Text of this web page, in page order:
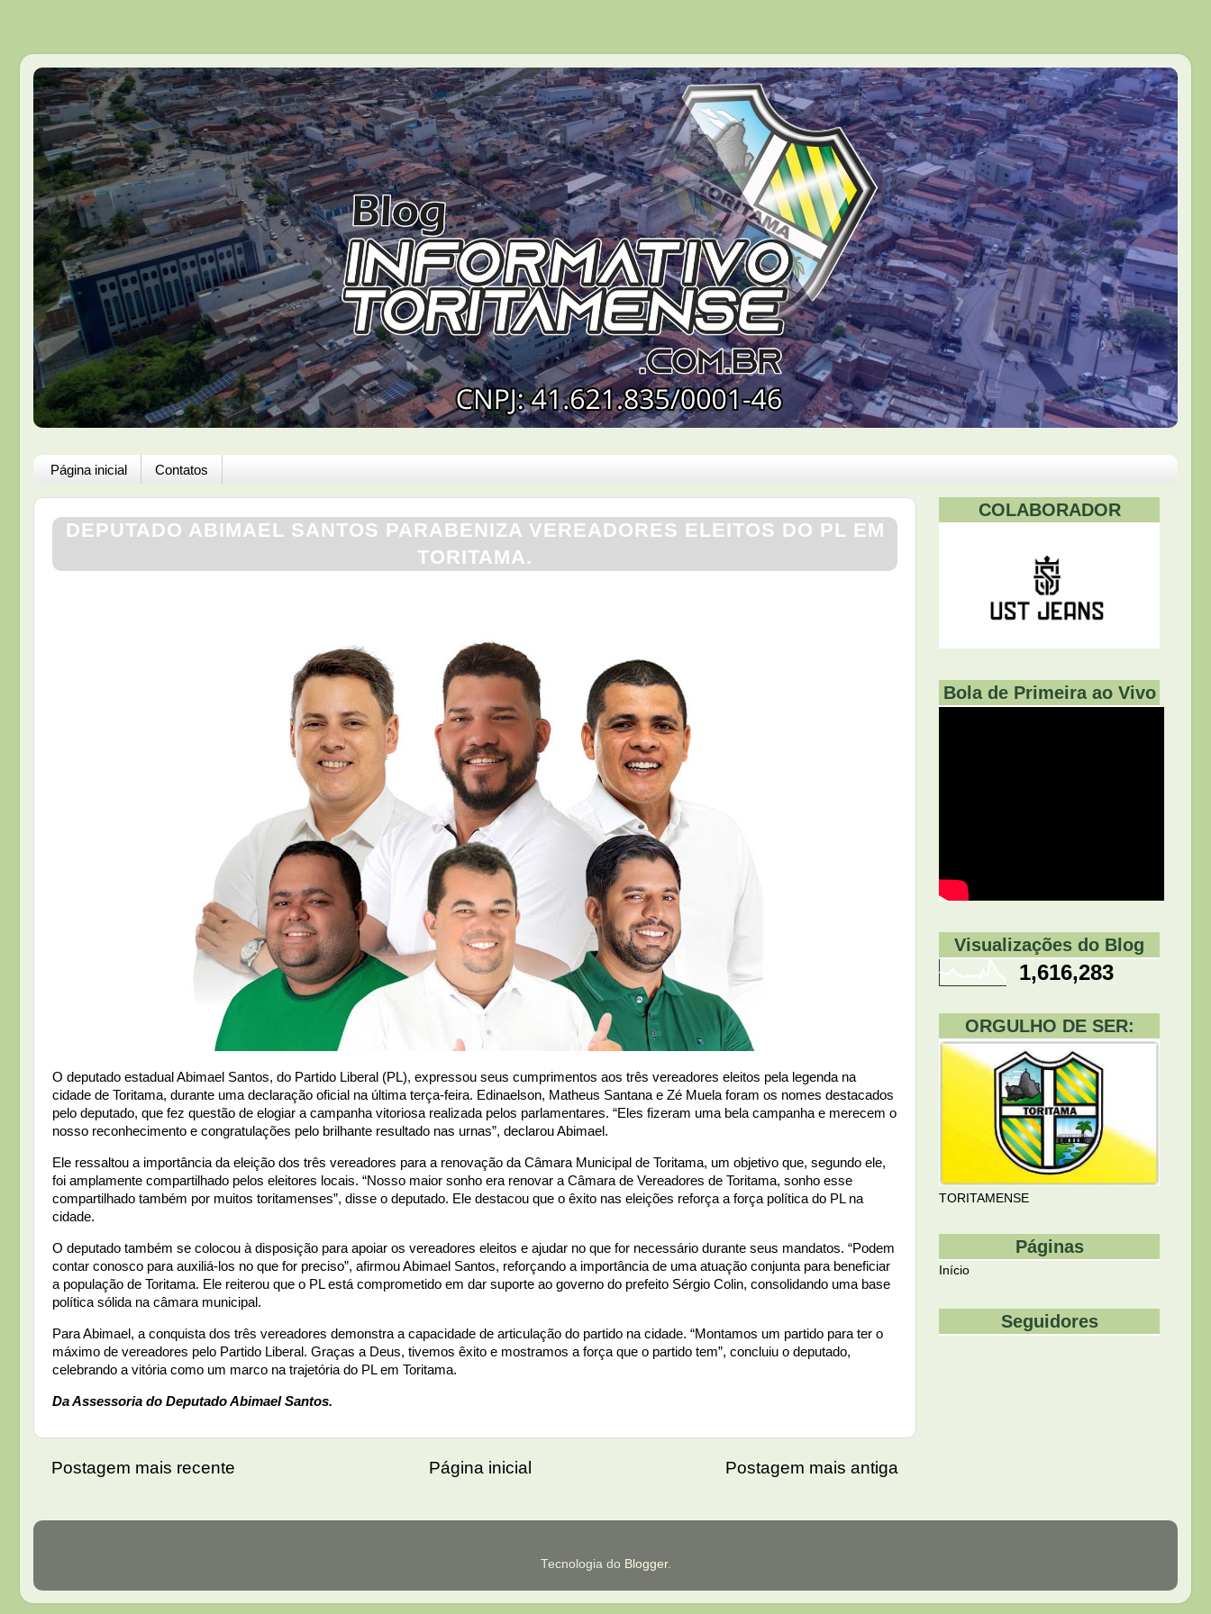
Página inicial Contatos
DEPUTADO ABIMAEL SANTOS PARABENIZA VEREADORES ELEITOS DO PL EM
TORITAMA.
O deputado estadual Abimael Santos, do Partido Liberal (PL), expressou seus cumprimentos aos três vereadores eleitos pela legenda na
cidade de Toritama, durante uma declaração oficial na última terça-feira. Edinaelson, Matheus Santana e Zé Muela foram os nomes destacados
pelo deputado, que fez questão de elogiar a campanha vitoriosa realizada pelos parlamentares. “Eles fizeram uma bela campanha e merecem o
nosso reconhecimento e congratulações pelo brilhante resultado nas urnas”, declarou Abimael.
Ele ressaltou a importância da eleição dos três vereadores para a renovação da Câmara Municipal de Toritama, um objetivo que, segundo ele,
foi amplamente compartilhado pelos eleitores locais. “Nosso maior sonho era renovar a Câmara de Vereadores de Toritama, sonho esse
compartilhado também por muitos toritamenses”, disse o deputado. Ele destacou que o êxito nas eleições reforça a força política do PL na
cidade.
O deputado também se colocou à disposição para apoiar os vereadores eleitos e ajudar no que for necessário durante seus mandatos. “Podem
contar conosco para auxiliá-los no que for preciso”, afirmou Abimael Santos, reforçando a importância de uma atuação conjunta para beneficiar
a população de Toritama. Ele reiterou que o PL está comprometido em dar suporte ao governo do prefeito Sérgio Colin, consolidando uma base
política sólida na câmara municipal.
Para Abimael, a conquista dos três vereadores demonstra a capacidade de articulação do partido na cidade. “Montamos um partido para ter o
máximo de vereadores pelo Partido Liberal. Graças a Deus, tivemos êxito e mostramos a força que o partido tem”, concluiu o deputado,
celebrando a vitória como um marco na trajetória do PL em Toritama.
Da Assessoria do Deputado Abimael Santos.
Postagem mais recente Postagem mais antiga
Página inicial
COLABORADOR
Bola de Primeira ao Vivo
Visualizações do Blog
1,616,283
ORGULHO DE SER:
TORITAMENSE
Páginas
Início
Seguidores
Tecnologia do Blogger.